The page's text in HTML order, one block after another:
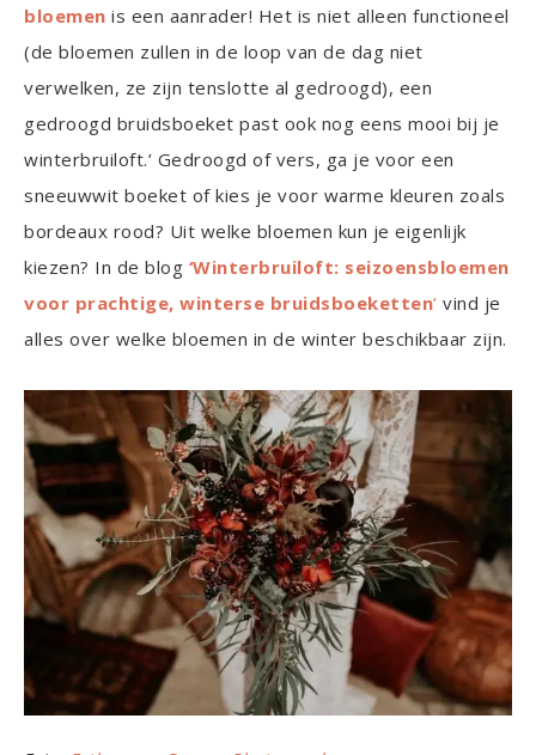
bloemen is een aanrader! Het is niet alleen functioneel
(de bloemen zullen in de loop van de dag niet
verwelken, ze zijn tenslotte al gedroogd), een
gedroogd bruidsboeket past ook nog eens mooi bij je
winterbruiloft.’ Gedroogd of vers, ga je voor een
sneeuwwit boeket of kies je voor warme kleuren zoals
bordeaux rood? Uit welke bloemen kun je eigenlijk
kiezen? In de blog ‘Winterbruiloft: seizoensbloemen
voor prachtige, winterse bruidsboeketten‘ vind je
alles over welke bloemen in de winter beschikbaar zijn.